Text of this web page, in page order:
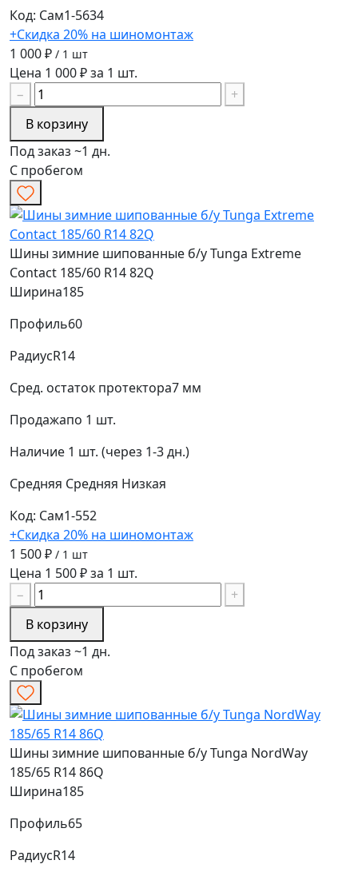
Код: Сам1-5634
+Скидка 20% на шиномонтаж
1 000 ₽ / 1 шт
Цена 1 000 ₽ за 1 шт.
−
+
В корзину
Под заказ ~1 дн.
С пробегом
Шины зимние шипованные б/у Tunga Extreme
Contact 185/60 R14 82Q
Ширина185
Профиль60
РадиусR14
Сред. остаток протектора7 мм
Продажапо 1 шт.
Наличие 1 шт. (через 1-3 дн.)
Средняя Средняя Низкая
Код: Сам1-552
+Скидка 20% на шиномонтаж
1 500 ₽ / 1 шт
Цена 1 500 ₽ за 1 шт.
−
+
В корзину
Под заказ ~1 дн.
С пробегом
Шины зимние шипованные б/у Tunga NordWay
185/65 R14 86Q
Ширина185
Профиль65
РадиусR14